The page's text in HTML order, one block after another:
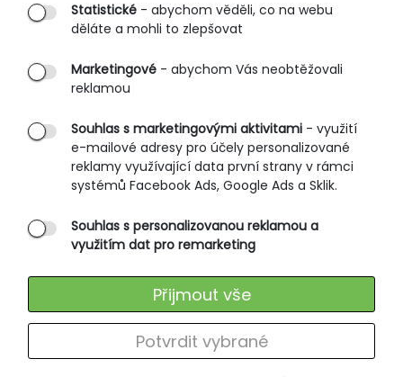
Statistické - abychom věděli, co na webu
děláte a mohli to zlepšovat
Marketingové - abychom Vás neobtěžovali
reklamou
Souhlas s marketingovými aktivitami - využití
e-mailové adresy pro účely personalizované
reklamy využívající data první strany v rámci
systémů Facebook Ads, Google Ads a Sklik.
Souhlas s personalizovanou reklamou a
využitím dat pro remarketing
Potvrdit vybrané
Přijmout vše
B2B vstup
PRŮVODCE NAKUPOVÁNÍM
Obchodní podmínky
Rozměrové tabulky
Způsoby doručení
Ochrana osobních údajů
SLUŽBY ZÁKAZNÍKŮM
Výměna zboží